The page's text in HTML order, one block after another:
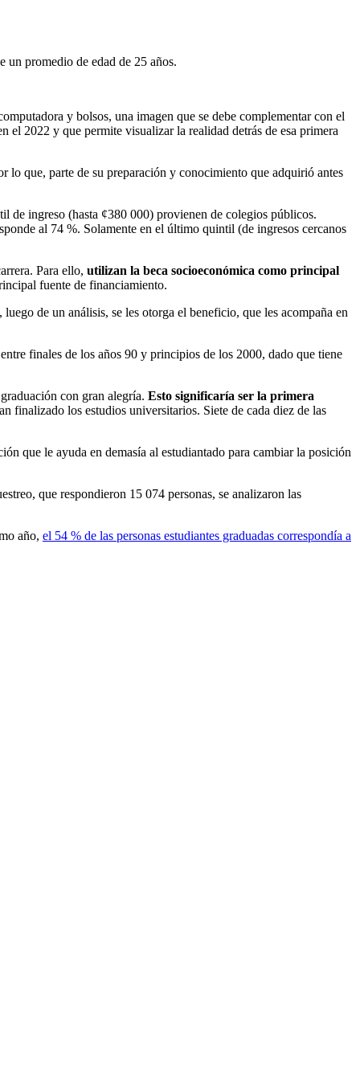
un promedio de edad de 25 años.
y bolsos, una imagen que se debe complementar con el
el 2022 y que permite visualizar la realidad detrás de esa primera
lo que, parte de su preparación y conocimiento que adquirió antes
de ingreso (hasta ¢380 000) provienen de colegios públicos.
al 74 %. Solamente en el último quintil (de ingresos cercanos
Para ello, utilizan la beca socioeconómica como principal
fuente de financiamiento.
de un análisis, se les otorga el beneficio, que les acompaña en
finales de los años 90 y principios de los 2000, dado que tiene
con gran alegría. Esto significaría ser la primera
finalizado los estudios universitarios. Siete de cada diez de las
que le ayuda en demasía al estudiantado para cambiar la posición
que respondieron 15 074 personas, se analizaron las
año, el 54 % de las personas estudiantes graduadas correspondía a